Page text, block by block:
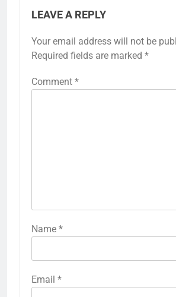
LEAVE A REPLY
Your email address will not be
Required fields are marked *
Comment *
Name *
Email *